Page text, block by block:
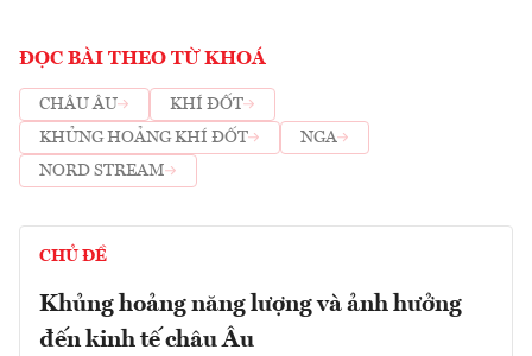
ĐỌC BÀI THEO TỪ KHOÁ
CHÂU ÂU
KHÍ ĐỐT
KHỦNG HOẢNG KHÍ ĐỐT
NGA
NORD STREAM
CHỦ ĐỀ
Khủng hoảng năng lượng và ảnh hưởng
đến kinh tế châu Âu